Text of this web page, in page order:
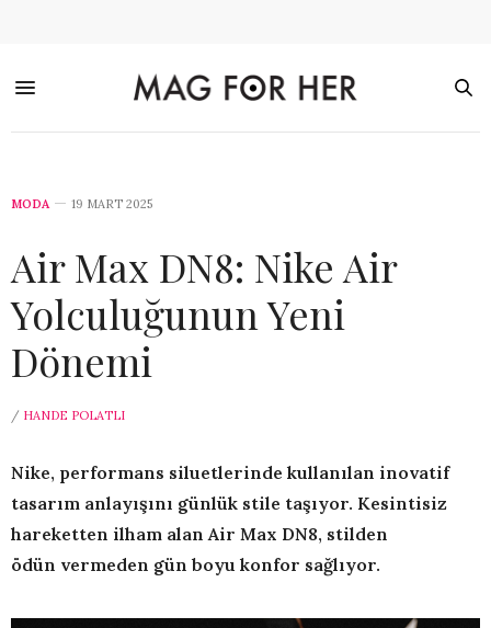
MODA 19 MART 2025
Air Max DN8: Nike Air
Yolculuğunun Yeni
Dönemi
/ HANDE POLATLI
Nike, performans siluetlerinde kullanılan inovatif
tasarım anlayışını günlük stile taşıyor. Kesintisiz
hareketten ilham alan Air Max DN8, stilden
ödün vermeden gün boyu konfor sağlıyor.